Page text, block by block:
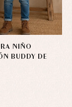
NIÑO
BUDDY DE